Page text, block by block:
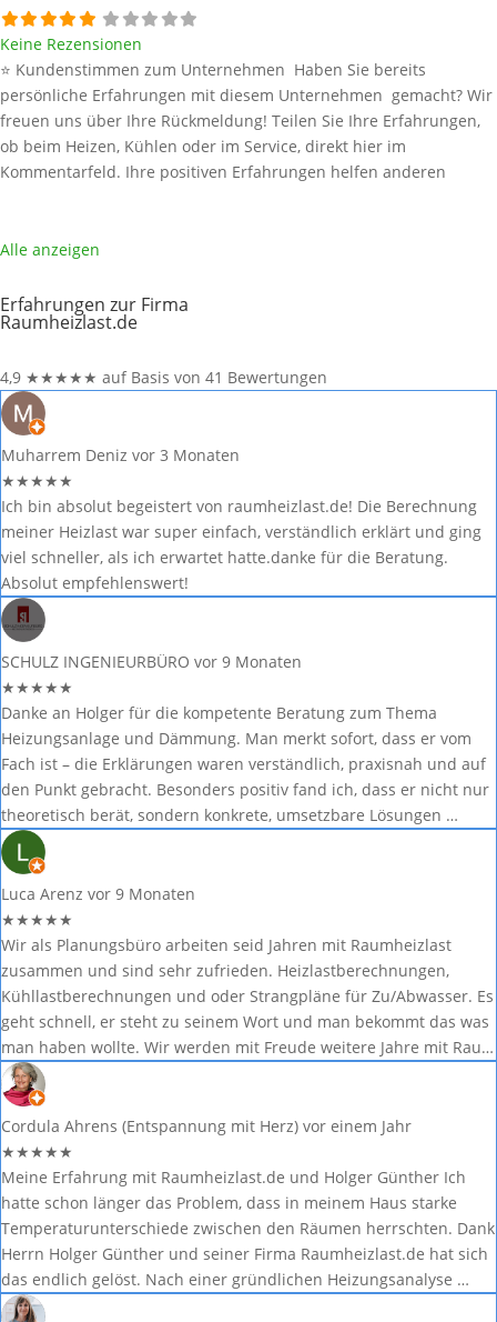
Keine Rezensionen
⭐ Kundenstimmen zum Unternehmen Haben Sie bereits
persönliche Erfahrungen mit diesem Unternehmen gemacht? Wir
freuen uns über Ihre Rückmeldung! Teilen Sie Ihre Erfahrungen,
ob beim Heizen, Kühlen oder im Service, direkt hier im
Kommentarfeld. Ihre positiven Erfahrungen helfen anderen
und bleibenWeiterlesen …
Alle anzeigen
Erfahrungen zur Firma
Raumheizlast.de
4,9 ★★★★★ auf Basis von 41 Bewertungen
Muharrem Deniz vor 3 Monaten
★★★★★
Ich bin absolut begeistert von raumheizlast.de! Die Berechnung
meiner Heizlast war super einfach, verständlich erklärt und ging
viel schneller, als ich erwartet hatte.danke für die Beratung.
Absolut empfehlenswert!
SCHULZ INGENIEURBÜRO vor 9 Monaten
★★★★★
Danke an Holger für die kompetente Beratung zum Thema
Heizungsanlage und Dämmung. Man merkt sofort, dass er vom
Fach ist – die Erklärungen waren verständlich, praxisnah und auf
den Punkt gebracht. Besonders positiv fand ich, dass er nicht nur
theoretisch berät, sondern konkrete, umsetzbare Lösungen …
Luca Arenz vor 9 Monaten
★★★★★
Wir als Planungsbüro arbeiten seid Jahren mit Raumheizlast
zusammen und sind sehr zufrieden. Heizlastberechnungen,
Kühllastberechnungen und oder Strangpläne für Zu/Abwasser. Es
geht schnell, er steht zu seinem Wort und man bekommt das was
man haben wollte. Wir werden mit Freude weitere Jahre mit Rau…
Cordula Ahrens (Entspannung mit Herz) vor einem Jahr
★★★★★
Meine Erfahrung mit Raumheizlast.de und Holger Günther Ich
hatte schon länger das Problem, dass in meinem Haus starke
Temperaturunterschiede zwischen den Räumen herrschten. Dank
Herrn Holger Günther und seiner Firma Raumheizlast.de hat sich
das endlich gelöst. Nach einer gründlichen Heizungsanalyse …